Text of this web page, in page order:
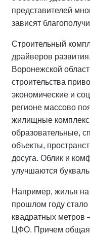
представителей
зависят
Строительный
драйверов
Воронежской
строительства
экономические и
регионе массово
жилищные
образовательные,
объекты,
досуга. Облик и
улучшаются
Например, жилья на
прошлом году
квадратных метров
ЦФО. Причем